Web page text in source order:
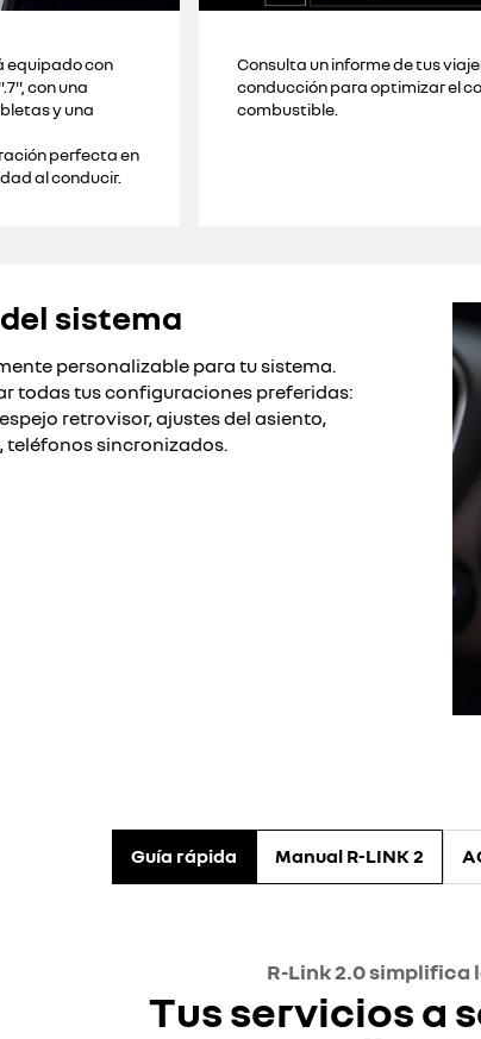
equipado con
con una
y una
perfecta en
al conducir.
Consulta un informe de tus
conducción para optimizar el
combustible.
sistema
personalizable para tu sistema.
todas tus configuraciones preferidas:
retrovisor, ajustes del asiento,
sincronizados.
Guía rápida Manual R-LINK 2
R-Link 2.0 simplifica
Tus servicios a